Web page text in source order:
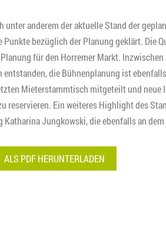
anderem der aktuelle Stand der
bezüglich der Planung geklärt. Die
für den Horremer Markt.
die Bühnenplanung ist
Mieterstammtisch mitgeteilt und neue
reservieren. Ein weiteres Highlight des
Jungkowski, die ebenfalls an
ALS PDF HERUNTERLADEN